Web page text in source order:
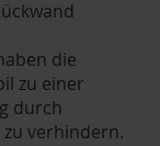
die
zu einer
durch
verhindern.